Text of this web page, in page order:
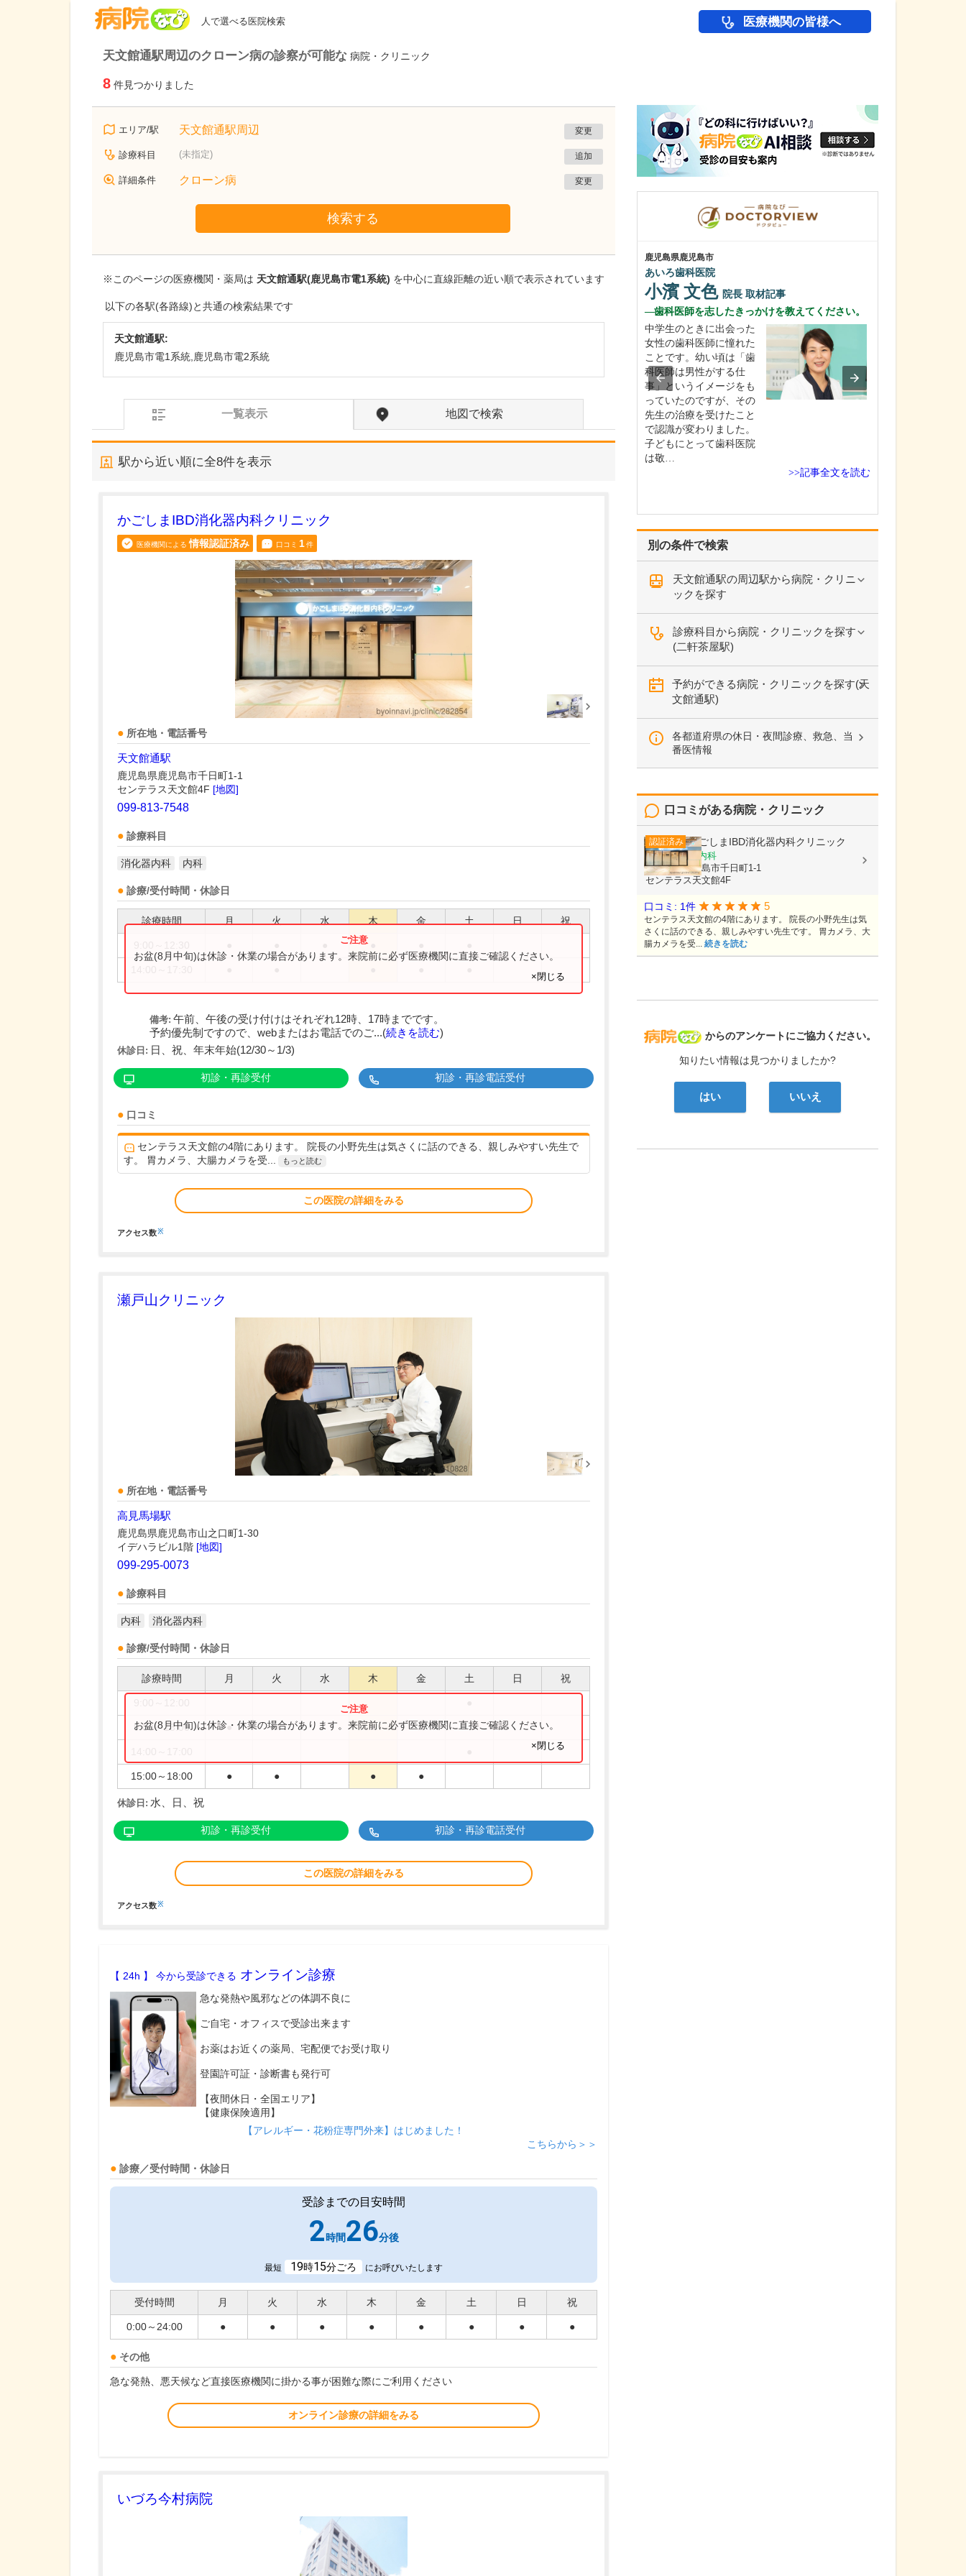
人で選べる医院検索 医療機関の皆様へ
天文館通駅周辺のクローン病の診察が可能な 病院・クリニック
8 件見つかりました
エリア/駅 天文館通駅周辺 変更
診療科目 (未指定) 追加
詳細条件 クローン病 変更
検索する
※このページの医療機関・薬局は 天文館通駅(鹿児島市電1系統) を中心に直線距離の近い順で表示されています
以下の各駅(各路線)と共通の検索結果です
天文館通駅:
鹿児島市電1系統,鹿児島市電2系統
一覧表示 地図で検索
駅から近い順に全8件を表示
かごしまIBD消化器内科クリニック
医療機関による 情報認証済み 口コミ 1件
所在地・電話番号
天文館通駅
鹿児島県鹿児島市千日町1-1
センテラス天文館4F [地図]
099-813-7548
診療科目
消化器内科 内科
診療/受付時間・休診日
診療時間 月 火 水 木 金 土 日 祝
お盆(8月中旬)は休診・休業の場合があります。来院前に必ず医療機関に直接ご確認ください。
×閉じる
備考: 午前、午後の受け付けはそれぞれ12時、17時までです。
予約優先制ですので、webまたはお電話でのご...(続きを読む)
休診日: 日、祝、年末年始(12/30～1/3)
初診・再診受付 初診・再診電話受付
口コミ
センテラス天文館の4階にあります。 院長の小野先生は気さくに話のできる、親しみやすい先生で
す。 胃カメラ、大腸カメラを受...
もっと読む
この医院の詳細をみる
アクセス数※
瀬戸山クリニック
所在地・電話番号
高見馬場駅
鹿児島県鹿児島市山之口町1-30
イデハラビル1階 [地図]
099-295-0073
診療科目
内科 消化器内科
診療/受付時間・休診日
診療時間 月 火 水 木 金 土 日 祝
9:00～13:00 ● ● ● ●
15:00～18:00 ● ● ● ●
お盆(8月中旬)は休診・休業の場合があります。来院前に必ず医療機関に直接ご確認ください。
×閉じる
休診日: 水、日、祝
初診・再診受付 初診・再診電話受付
この医院の詳細をみる
アクセス数※
【 24h 】 今から受診できる オンライン診療
急な発熱や風邪などの体調不良に
ご自宅・オフィスで受診出来ます
お薬はお近くの薬局、宅配便でお受け取り
登園許可証・診断書も発行可
【夜間休日・全国エリア】
【健康保険適用】
【アレルギー・花粉症専門外来】はじめました！
こちらから＞＞
診療／受付時間・休診日
受診までの目安時間
2時間26分後
最短 19時15分ごろ にお呼びいたします
受付時間 月 火 水 木 金 土 日 祝
0:00～24:00 ● ● ● ● ● ● ● ●
その他
急な発熱、悪天候など直接医療機関に掛かる事が困難な際にご利用ください
オンライン診療の詳細をみる
いづろ今村病院
別の条件で検索
天文館通駅の周辺駅から病院・クリニ
ックを探す
診療科目から病院・クリニックを探す
(二軒茶屋駅)
予約ができる病院・クリニックを探す(天
文館通駅)
各都道府県の休日・夜間診療、救急、当
番医情報
病院なび
からのアンケートにご協力ください。
知りたい情報は見つかりましたか?
はい いいえ
口コミがある病院・クリニック
認証済み かごしまIBD消化器内科クリニック
消化器内科, 内科
鹿児島県鹿児島市千日町1-1
センテラス天文館4F
口コミ: 1件 5
センテラス天文館の4階にあります。 院長の小野先生は気
さくに話のできる、親しみやすい先生です。 胃カメラ、大
腸カメラを受... 続きを読む
鹿児島県鹿児島市
植村病院
ですね。
手が動かなくなった」
「頬が腫れて痛い」とい
った当院では専門外の患
者さんも応急的に診療
鹿児島県鹿児島市
あいろ歯科医院
小濱 文色 院長 取材記事
歯科医師を志したきっかけを教えてください。
中学生のときに出会った
女性の歯科医師に憧れた
ことです。幼い頃は「歯
科医師は男性がする仕
事」というイメージをも
っていたのですが、その
先生の治療を受けたこと
で認識が変わりました。
子どもにとって歯科医院
は敬…
>>記事全文を読む